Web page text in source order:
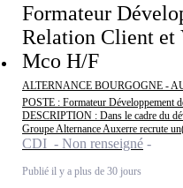
Formateur
Relation Client et
Mco H/F
ALTERNANCE BOURGOGNE -
POSTE : Formateur Développement
DESCRIPTION : Dans le cadre du
Groupe Alternance Auxerre recrute
CDI - Non renseigné
Publié il y a plus de 30 jours